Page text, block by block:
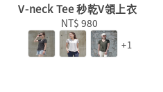
V-neck Tee 秒乾V領上衣
Regular
price
NT$ 980
+1